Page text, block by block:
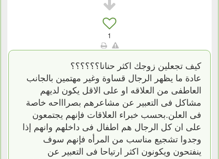
1
كيف تجعلين زوجك اكثر حنانا؟؟؟؟؟؟
عادة ما يظهر الرجال قساوة وغير مهتمين بالجانب
العاطفى من العلاقه او على الاقل يكون لديهم
مشاكل فى التعبير عن مشاعرهم بصراااحه خاصة
فى العلن.بحسب خبراء العلاقات فإنهم يجتمعون
على ان كل الرجال هم اطفال فى داخلهم وانهم إذا
وجدوا تشجيع مناسب من المرأه فإنهم سوف
ينفتحون ويكونون اكثر ارتياحا فى التعبير عن